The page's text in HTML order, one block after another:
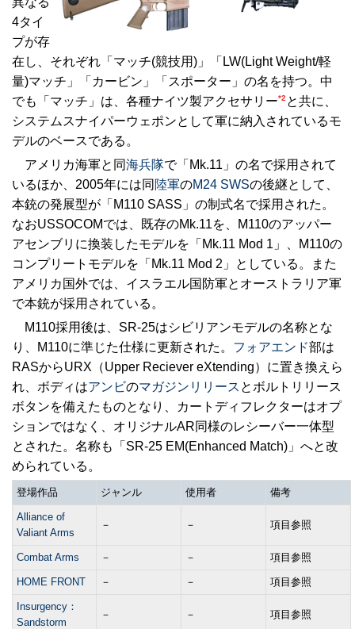
4タイ
プが存
在し、それぞれ「マッチ(競技用)」「LW(Light Weight/軽
量)マッチ」「カービン」「スポーター」の名を持つ。中
でも「マッチ」は、各種ナイツ製アクセサリー*2 と共に、
システムスナイパーウェポンとして軍に納入されているモ
デルのベースである。
アメリカ海軍と同海兵隊で「Mk.11」の名で採用されて
いるほか、2005年には同 陸軍のM24 SWSの後継として、
本銃の発展型が「M110 SASS」の制式名で採用された。
なおUSSOCOMでは、既存のMk.11を、M110のアッパー
アセンブリに換装したモデルを「Mk.11 Mod 1」、M110の
コンプリートモデルを「Mk.11 Mod 2」としている。また
アメリカ国外では、イスラエル国防軍とオーストラリア軍
で本銃が採用されている。
M110採用後は、SR-25はシビリアンモデルの名称とな
り、M110に準じた仕様に更新された。 フォアエンド部は
RASからURX（Upper Reciever eXtending）に置き換えら
れ、ボディはアンビのマガジンリリース とボルトリリース
ボタンを備えたものとなり、カートディフレクターはオプ
ションではなく、オリジナルAR同様のレシーバー一体型
とされた。名称も「SR-25 EM(Enhanced Match)」へと改
められている。
登場作品 ジャンル 使用者 備考
Alliance of
Valiant Arms
－ － 項目参照
Combat Arms － － 項目参照
HOME FRONT － － 項目参照
Insurgency：
Sandstorm
－ － 項目参照